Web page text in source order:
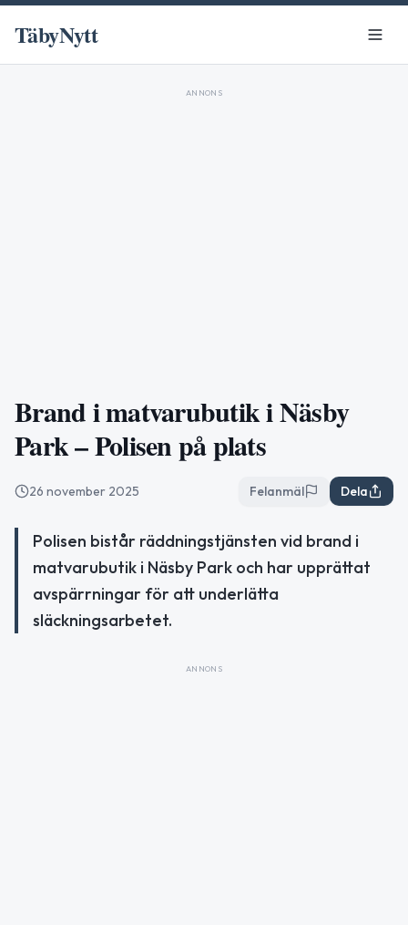
TäbyNytt
ANNONS
Brand i matvarubutik i Näsby
Park – Polisen på plats
26 november 2025 Felanmäl Dela
Polisen bistår räddningstjänsten vid brand i
matvarubutik i Näsby Park och har upprättat
avspärrningar för att underlätta
släckningsarbetet.
ANNONS